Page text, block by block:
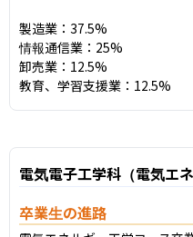
製造業：37.5%
情報通信業：25%
卸売業：12.5%
教育、学習支援業：12.5%
電気電子工学科（電気エ
卒業生の進路